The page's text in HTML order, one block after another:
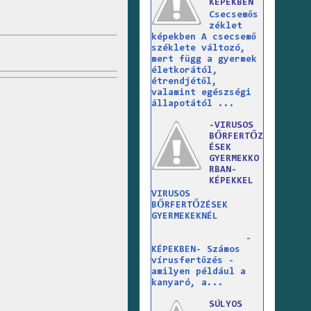
KÉPEKBEN
Csecsemős
zéklet
képekben A csecsemő
széklete változó,
mert függ a gyermek
életkorától,
étrendjétől,
valamint egészségi
állapotától ...
-VIRUSOS
BŐRFERTŐZ
ÉSEK
GYERMEKKO
RBAN-
KÉPEKKEL
VIRUSOS
BŐRFERTŐZÉSEK
GYERMEKEKNÉL
-
KÉPEKBEN- Számos
vírusfertőzés -
amilyen például a
kanyaró, a...
SÚLYOS